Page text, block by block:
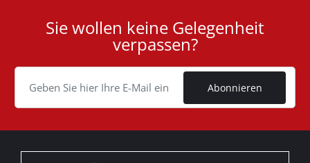
Cookie
Sie wollen keine Gelegenheit
verpassen?
Abonnieren